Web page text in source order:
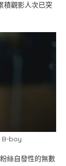
積觀影人次已突
B-boy.
絲自發性的無數